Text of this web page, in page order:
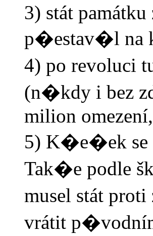
3) stát
p�estav�l na
4) po revoluci
(n�kdy i bez
milion
5) K�e�ek se
Tak�e podle
musel stát
vrátit